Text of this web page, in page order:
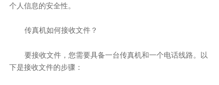
个人信息的安全性。
传真机如何接收文件？
要接收文件，您需要具备一台传真机和一个电话线路。以
下是接收文件的步骤：